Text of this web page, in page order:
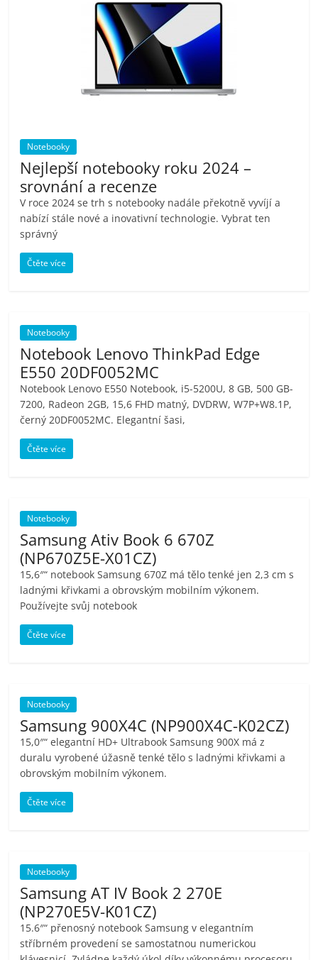
pračky,
televize,
notebooky,
mobilní
telefony,
kávovary,
bazény
porovnání
Elektro
OK,
recenze,
pračky,
televize,
notebooky,
mobilní
telefony,
Notebooky
Nejlepší notebooky roku 2024 –
srovnání a recenze
V roce 2024 se trh s notebooky nadále překotně vyvíjí a
nabízí stále nové a inovativní technologie. Vybrat ten
správný
Čtěte více
Notebooky
Notebook Lenovo ThinkPad Edge
E550 20DF0052MC
Notebook Lenovo E550 Notebook, i5-5200U, 8 GB, 500 GB-
7200, Radeon 2GB, 15,6 FHD matný, DVDRW, W7P+W8.1P,
černý 20DF0052MC. Elegantní šasi,
Čtěte více
Notebooky
Samsung Ativ Book 6 670Z
(NP670Z5E-X01CZ)
15,6″“ notebook Samsung 670Z má tělo tenké jen 2,3 cm s
ladnými křivkami a obrovským mobilním výkonem.
Používejte svůj notebook
Čtěte více
Notebooky
Samsung 900X4C (NP900X4C-K02CZ)
15,0″“ elegantní HD+ Ultrabook Samsung 900X má z
duralu vyrobené úžasně tenké tělo s ladnými křivkami a
obrovským mobilním výkonem.
Čtěte více
Notebooky
Samsung AT IV Book 2 270E
(NP270E5V-K01CZ)
15.6″“ přenosný notebook Samsung v elegantním
stříbrném provedení se samostatnou numerickou